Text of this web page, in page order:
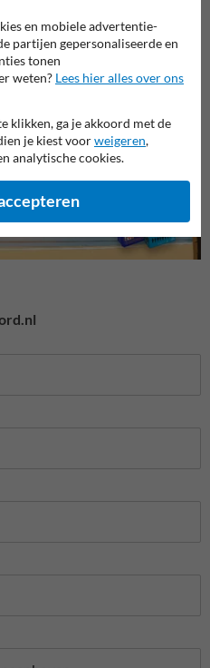
Verbodspictogrammen
Veiligheidspictogrammen
en mobiele advertentie-
partijen gepersonaliseerde en
tonen
weten? Lees hier alles over ons
klikken, ga je akkoord met de
je kiest voorweigeren,
analytische cookies.